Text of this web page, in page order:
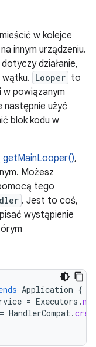
w kolejce
innym urządzeniu.
działanie,
wątku. Looper to
powiązanym
następnie użyć
blok kodu w
getMainLooper(),
Możesz
tego
. Jest to coś,
wystąpienie
Application {
= Executors .
= HandlerCompat.